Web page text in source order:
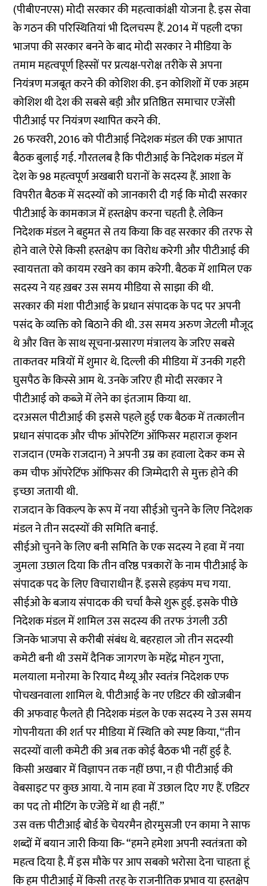
(पीबीएनएस) मोदी सरकार की महत्वाकांक्षी योजना है. इस सेवा
के गठन की परिस्थितियां भी दिलचस्प हैं. 2014 में पहली दफा
भाजपा की सरकार बनने के बाद मोदी सरकार ने मीडिया के
तमाम महत्वपूर्ण हिस्सों पर प्रत्यक्ष-परोक्ष तरीके से अपना
नियंत्रण मजबूत करने की कोशिश की. इन कोशिशों में एक अहम
कोशिश थी देश की सबसे बड़ी और प्रतिष्ठित समाचार एजेंसी
पीटीआई पर नियंत्रण स्थापित करने की.
26 फरवरी, 2016 को पीटीआई निदेशक मंडल की एक आपात
बैठक बुलाई गई. गौरतलब है कि पीटीआई के निदेशक मंडल में
देश के 98 महत्वपूर्ण अखबारी घरानों के सदस्य हैं. आशा के
विपरीत बैठक में सदस्यों को जानकारी दी गई कि मोदी सरकार
पीटीआई के कामकाज में हस्तक्षेप करना चहती है. लेकिन
निदेशक मंडल ने बहुमत से तय किया कि वह सरकार की तरफ से
होने वाले ऐसे किसी हस्तक्षेप का विरोध करेगी और पीटीआई की
स्वायत्तता को कायम रखने का काम करेगी. बैठक में शामिल एक
सदस्य नेयह ख़बरउस समय मीडिया से साझा की थी.
सरकार की मंशा पीटीआई के प्रधान संपादक के पद पर अपनी
पसंद के व्यक्ति को बिठाने की थी. उस समय अरुण जेटली मौजूद
थे और वित्त के साथ सूचना-प्रसारण मंत्रालय के जरिए सबसे
ताकतवर मत्रियों में शुमार थे. दिल्ली की मीडिया में उनकी गहरी
घुसपैठ के किस्से आम थे. उनके जरिए ही मोदी सरकार ने
पीटीआई को कब्जे में लेने का इंतजाम किया था.
दरअसल पीटीआई की इससे पहले हुई एक बैठक में तत्कालीन
प्रधान संपादक और चीफ ऑपरेटिंग ऑफिसर महाराज कृशन
राजदान (एमके राजदान) ने अपनी उम्र का हवाला देकर कम से
कम चीफ ऑपरेटिंफ ऑफिसर की जिम्मेदारी से मुक्त होने की
इच्छा जतायी थी.
राजदान के विकल्प के रूप में नया सीईओ चुनने के लिए निदेशक
मंडल ने तीन सदस्यों की समिति बनाई.
सीईओ चुनने के लिए बनी समिति के एक सदस्य ने हवा में नया
जुमला उछाल दिया कि तीन वरिष्ठ पत्रकारों के नाम पीटीआई के
संपादक पद के लिए विचाराधीन हैं. इससे हड़कंप मच गया.
सीईओ के बजाय संपादक की चर्चा कैसे शुरू हुई. इसके पीछे
निदेशक मंडल में शामिल उस सदस्य की तरफ उंगली उठी
जिनके भाजपा से करीबी संबंध थे. बहरहाल जो तीन सदस्यी
कमेटी बनी थी उसमें दैनिक जागरण के महेंद्र मोहन गुप्ता,
मलयाला मनोरमा के रियाद मैथ्यू और स्वतंत्र निदेशक एफ
पोचखनवाला शामिल थे. पीटीआई के नए एडिटर की खोजबीन
की अफवाह फैलते ही निदेशक मंडल के एक सदस्य ने उस समय
गोपनीयता की शर्त पर मीडिया में स्थिति को स्पष्ट किया, “तीन
सदस्यों वाली कमेटी की अब तक कोई बैठक भी नहीं हुई है.
किसी अखबार में विज्ञापन तक नहीं छपा, न ही पीटीआई की
वेबसाइट पर कुछ आया. ये नाम हवा में उछाल दिए गए हैं. एडिटर
का पद तो मीटिंग के एजेंडे में था ही नहीं.”
उस वक्त पीटीआई बोर्ड के चेयरमैन होरमुसजी एन कामा ने साफ
शब्दों में बयान जारी किया कि- “हमने हमेशा अपनी स्वतंत्रता को
महत्व दिया है. मैं इस मौके पर आप सबको भरोसा देना चाहता हूं
कि हम पीटीआई में किसी तरह के राजनीतिक प्रभाव या हस्तक्षेप